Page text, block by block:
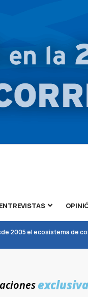
ENTREVISTAS
2005 el ecosistema de